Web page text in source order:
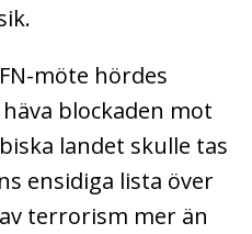
möte hördes
blockaden mot
landet skulle tas
ensidiga lista över
terrorism mer än